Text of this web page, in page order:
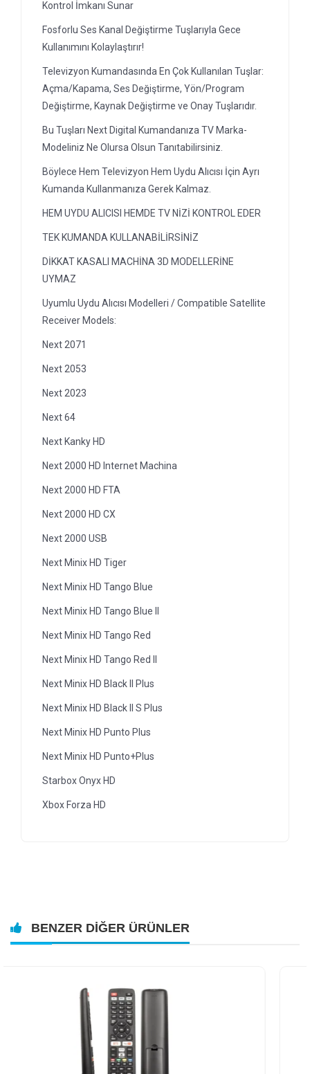
Kontrol İmkanı Sunar
Fosforlu Ses Kanal Değiştirme Tuşlarıyla Gece
Kullanımını Kolaylaştırır!
Televizyon Kumandasında En Çok Kullanılan Tuşlar:
Açma/Kapama, Ses Değiştirme, Yön/Program
Değiştirme, Kaynak Değiştirme ve Onay Tuşlarıdır.
Bu Tuşları Next Digital Kumandanıza TV Marka-
Modeliniz Ne Olursa Olsun Tanıtabilirsiniz.
Böylece Hem Televizyon Hem Uydu Alıcısı İçin Ayrı
Kumanda Kullanmanıza Gerek Kalmaz.
HEM UYDU ALICISI HEMDE TV NİZİ KONTROL EDER
TEK KUMANDA KULLANABİLİRSİNİZ
DİKKAT KASALI MACHİNA 3D MODELLERİNE
UYMAZ
Uyumlu Uydu Alıcısı Modelleri / Compatible Satellite
Receiver Models:
Next 2071
Next 2053
Next 2023
Next 64
Next Kanky HD
Next 2000 HD Internet Machina
Next 2000 HD FTA
Next 2000 HD CX
Next 2000 USB
Next Minix HD Tiger
Next Minix HD Tango Blue
Next Minix HD Tango Blue II
Next Minix HD Tango Red
Next Minix HD Tango Red II
Next Minix HD Black II Plus
Next Minix HD Black II S Plus
Next Minix HD Punto Plus
Next Minix HD Punto+Plus
Starbox Onyx HD
Xbox Forza HD
BENZER DIĞER ÜRÜNLER